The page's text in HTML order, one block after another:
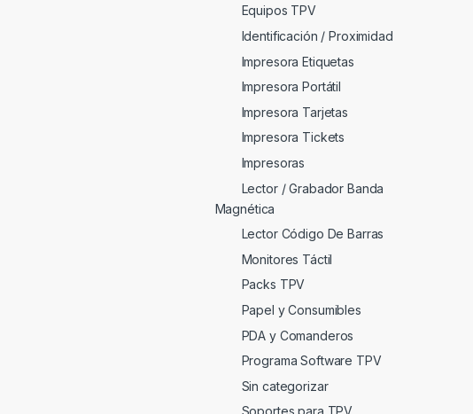
Equipos TPV
Identificación / Proximidad
Impresora Etiquetas
Impresora Portátil
Impresora Tarjetas
Impresora Tickets
Impresoras
Lector / Grabador Banda
Magnética
Lector Código De Barras
Monitores Táctil
Packs TPV
Papel y Consumibles
PDA y Comanderos
Programa Software TPV
Sin categorizar